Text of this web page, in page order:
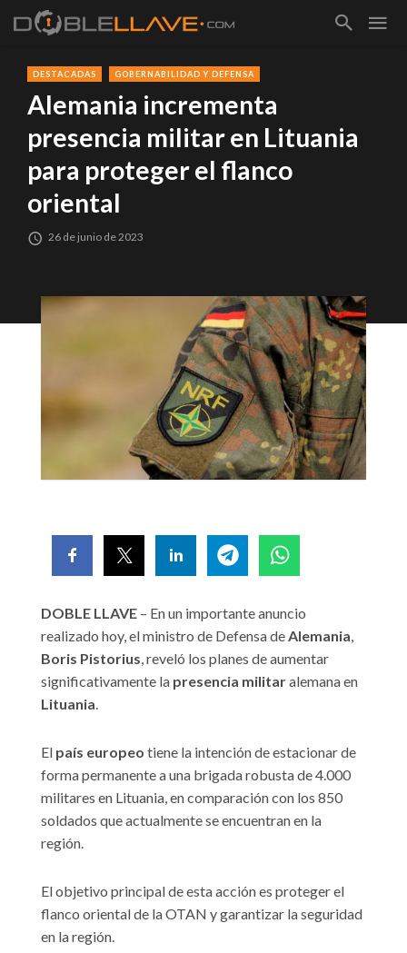
DESTACADAS GOBERNABILIDAD Y DEFENSA
Alemania incrementa
presencia militar en Lituania
para proteger el flanco
oriental
26 de junio de 2023
DOBLE LLAVE – En un importante anuncio
realizado hoy, el ministro de Defensa de Alemania
Boris Pistorius , reveló los planes de aumentar
significativamente la presencia militaralemana en
Lituania
El país europeo tiene la intención de estacionar de
forma permanente a una brigada robusta de 4.000
militares en Lituania, en comparación con los 850
soldados que actualmente se encuentran en la
región.
El objetivo principal de esta acción es proteger el
flanco oriental de la OTAN y garantizar la seguridad
en la región.